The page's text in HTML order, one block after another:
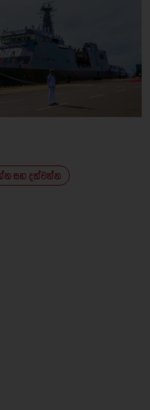
සහ දක්වන්න